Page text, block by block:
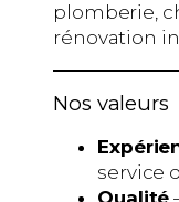
plomberie,
rénovation
Nos valeurs
service